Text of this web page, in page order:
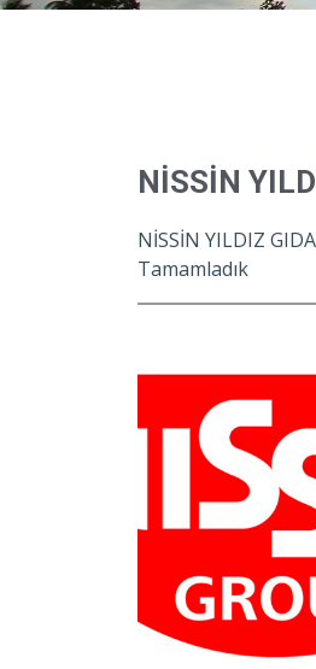
NİSSİN
NİSSİN YILDIZ
Tamamladık